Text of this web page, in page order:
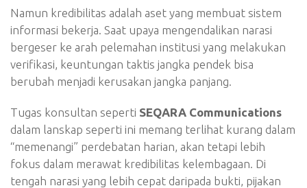
Namun kredibilitas adalah aset yang membuat sistem
informasi bekerja. Saat upaya mengendalikan narasi
bergeser ke arah pelemahan institusi yang melakukan
verifikasi, keuntungan taktis jangka pendek bisa
berubah menjadi kerusakan jangka panjang.
Tugas konsultan seperti SEQARA Communications
dalam lanskap seperti ini memang terlihat kurang dalam
“memenangi” perdebatan harian, akan tetapi lebih
fokus dalam merawat kredibilitas kelembagaan. Di
tengah narasi yang lebih cepat daripada bukti, pijakan